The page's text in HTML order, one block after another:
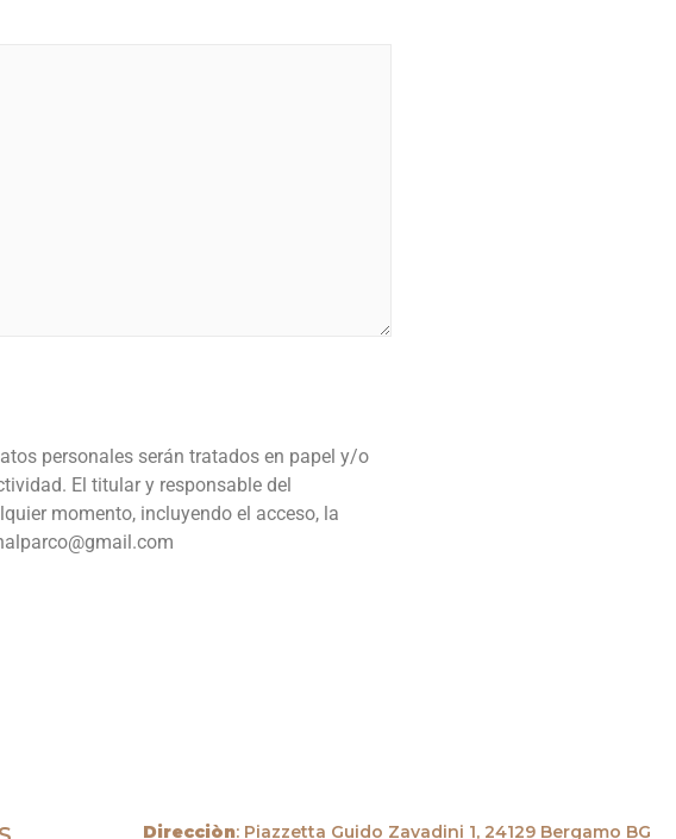
personales serán tratados en papel y/o
El titular y responsable del
momento, incluyendo el acceso, la